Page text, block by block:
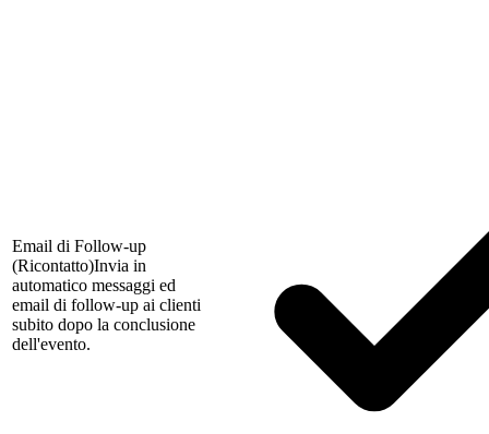
Email di Follow-up
(Ricontatto)Invia in
automatico messaggi ed
email di follow-up ai clienti
subito dopo la conclusione
dell'evento.